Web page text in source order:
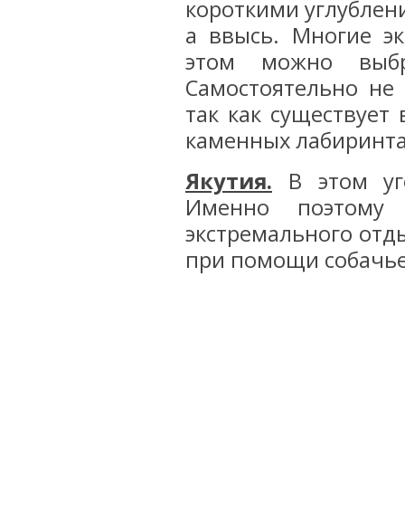
короткими
а ввысь. Многие
этом можно
Самостоятельно
так как
каменных
Якутия. В этом
Именно поэтому
экстремального
при помощи